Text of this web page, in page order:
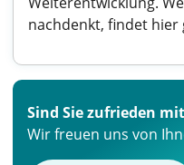
nachdenkt, findet hier
Sind Sie zufrieden
Wir freuen uns von